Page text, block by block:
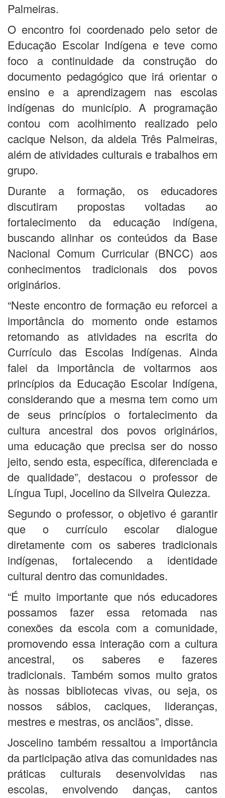
Palmeiras.
O encontro foi coordenado pelo setor de
Educação Escolar Indígena e teve como
foco a continuidade da construção do
documento pedagógico que irá orientar o
ensino e a aprendizagem nas escolas
indígenas do município. A programação
contou com acolhimento realizado pelo
cacique Nelson, da aldeia Três Palmeiras,
além de atividades culturais e trabalhos em
grupo.
Durante a formação, os educadores
discutiram propostas voltadas ao
fortalecimento da educação indígena,
buscando alinhar os conteúdos da Base
Nacional Comum Curricular (BNCC) aos
conhecimentos tradicionais dos povos
originários.
“Neste encontro de formação eu reforcei a
importância do momento onde estamos
retomando as atividades na escrita do
Currículo das Escolas Indígenas. Ainda
falei da importância de voltarmos aos
princípios da Educação Escolar Indígena,
considerando que a mesma tem como um
de seus princípios o fortalecimento da
cultura ancestral dos povos originários,
uma educação que precisa ser do nosso
jeito, sendo esta, específica, diferenciada e
de qualidade”, destacou o professor de
Língua Tupi, Jocelino da Silveira Quiezza.
Segundo o professor, o objetivo é garantir
que o currículo escolar dialogue
diretamente com os saberes tradicionais
indígenas, fortalecendo a identidade
cultural dentro das comunidades.
“É muito importante que nós educadores
possamos fazer essa retomada nas
conexões da escola com a comunidade,
promovendo essa interação com a cultura
ancestral, os saberes e fazeres
tradicionais. Também somos muito gratos
às nossas bibliotecas vivas, ou seja, os
nossos sábios, caciques, lideranças,
mestres e mestras, os anciãos”, disse.
Joscelino também ressaltou a importância
da participação ativa das comunidades nas
práticas culturais desenvolvidas nas
escolas, envolvendo danças, cantos